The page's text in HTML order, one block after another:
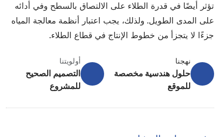
تؤثر أيضًا في قدرة الطلاء على الالتصاق بالسطح وفي أدائه
على المدى الطويل. ولذلك، يجب اعتبار أنظمة معالجة المياه
جزءًا لا يتجزأ من خطوط الإنتاج في قطاع الطلاء.
نهجنا
حلول هندسية مخصصة
للموقع
أولويتنا
التصميم الصحيح
للمشروع